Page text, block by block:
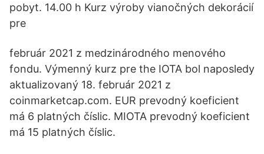
pobyt. 14.00 h Kurz výroby vianočných dekorácií
pre
február 2021 z medzinárodného menového
fondu. Výmenný kurz pre the IOTA bol naposledy
aktualizovaný 18. február 2021 z
coinmarketcap.com. EUR prevodný koeficient
má 6 platných číslic. MIOTA prevodný koeficient
má 15 platných číslic.